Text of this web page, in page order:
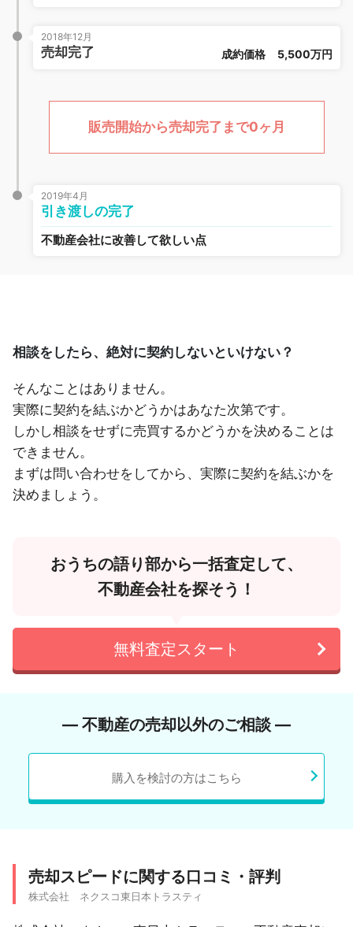
2018年12月
売却完了 成約価格 5,500万円
販売開始から売却完了まで0ヶ月
2019年4月
引き渡しの完了
不動産会社に改善して欲しい点
相談をしたら、絶対に契約しないといけない？
そんなことはありません。
実際に契約を結ぶかどうかはあなた次第です。
しかし相談をせずに売買するかどうかを決めることは
できません。
まずは問い合わせをしてから、実際に契約を結ぶかを
決めましょう。
おうちの語り部から一括査定して、
不動産会社を探そう！
無料査定スタート
― 不動産の売却以外のご相談 ―
購入を検討の方はこちら
売却スピードに関する口コミ・評判
株式会社 ネクスコ東日本トラスティ